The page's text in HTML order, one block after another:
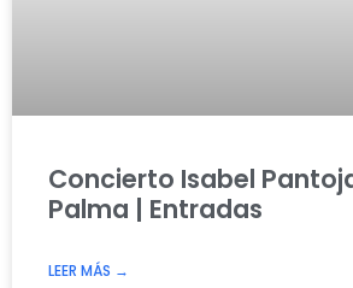
Concierto Isabel
Palma | Entradas
LEER MÁS →